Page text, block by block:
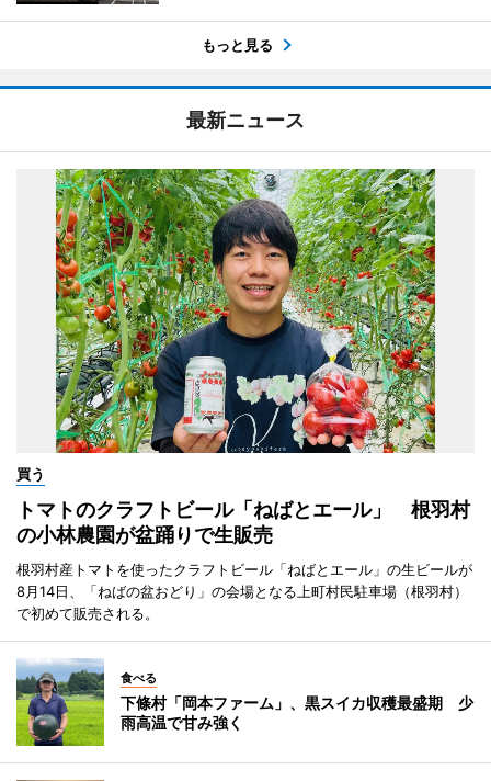
もっと見る
最新ニュース
買う
トマトのクラフトビール「ねばとエール」 根羽村
の小林農園が盆踊りで生販売
根羽村産トマトを使ったクラフトビール「ねばとエール」の生ビールが
8月14日、「ねばの盆おどり」の会場となる上町村民駐車場（根羽村）
で初めて販売される。
食べる
下條村「岡本ファーム」、黒スイカ収穫最盛期 少
雨高温で甘み強く